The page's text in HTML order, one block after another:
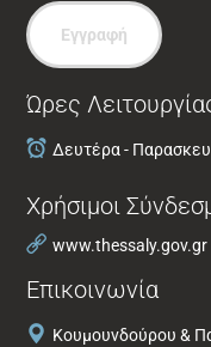
Εγγραφή
Ώρες
Δευτέρα -
Χρήσιμοι
www.thessaly.gov.gr
Επικοινωνία
Κουμουνδούρου &